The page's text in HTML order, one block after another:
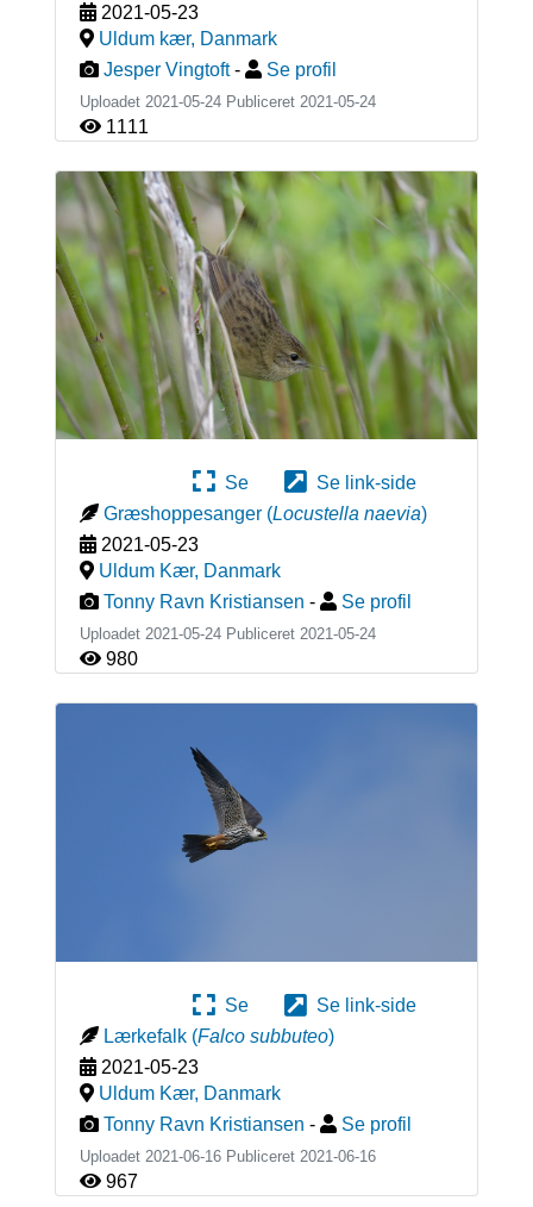
2021-05-23
Uldum kær, Danmark
Jesper Vingtoft - Se profil
Uploadet 2021-05-24 Publiceret 2021-05-24
1111
Se
Se link-side
Græshoppesanger (Locustella naevia)
2021-05-23
Uldum Kær, Danmark
Tonny Ravn Kristiansen - Se profil
Uploadet 2021-05-24 Publiceret 2021-05-24
980
Se
Se link-side
Lærkefalk (Falco subbuteo)
2021-05-23
Uldum Kær, Danmark
Tonny Ravn Kristiansen - Se profil
Uploadet 2021-06-16 Publiceret 2021-06-16
967